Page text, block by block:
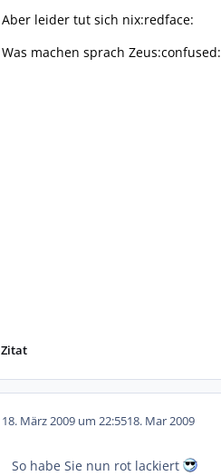
Aber leider tut sich nix:redface:
Was machen sprach Zeus:confused:
Zitat
18. März 2009 um 22:5518. Mar 2009
So habe Sie nun rot lackiert